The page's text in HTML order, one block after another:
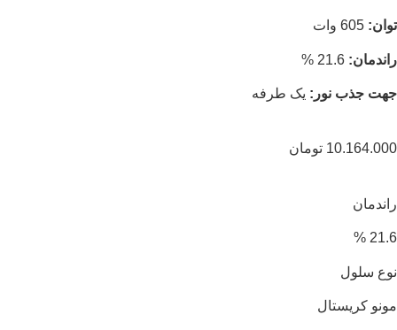
توان:
راندمان:
جهت جذب نور: یک طرفه
10.164.000 تومان
راندمان
21.6 %
نوع سلول
مونو کریستال